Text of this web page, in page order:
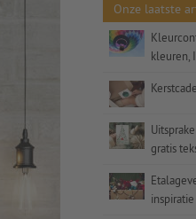
Onze laatste
kleuren,
gratis
inspiratie